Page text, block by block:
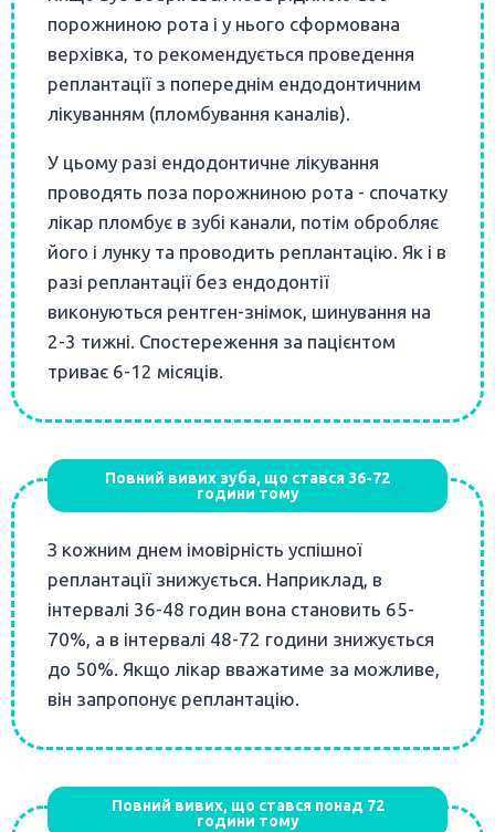
порожниною рота і у нього сформована
верхівка, то рекомендується проведення
реплантації з попереднім ендодонтичним
лікуванням (пломбування каналів).
У цьому разі ендодонтичне лікування
проводять поза порожниною рота - спочатку
лікар пломбує в зубі канали, потім обробляє
його і лунку та проводить реплантацію. Як і в
разі реплантації без ендодонтії
виконуються рентген-знімок, шинування на
2-3 тижні. Спостереження за пацієнтом
триває 6-12 місяців.
Повний вивих зуба, що стався 36-72
години тому
З кожним днем імовірність успішної
реплантації знижується. Наприклад, в
інтервалі 36-48 годин вона становить 65-
70%, а в інтервалі 48-72 години знижується
до 50%. Якщо лікар вважатиме за можливе,
він запропонує реплантацію.
Повний вивих, що стався понад 72
години тому